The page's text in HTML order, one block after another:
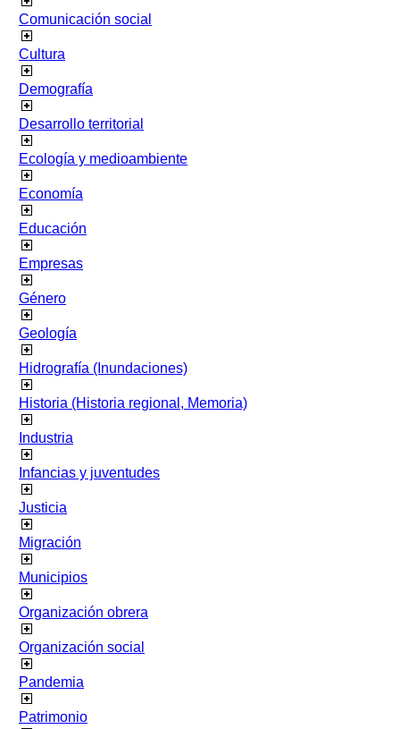
Comunicación social
Cultura
Demografía
Desarrollo territorial
Ecología y medioambiente
Economía
Educación
Empresas
Género
Geología
Hidrografía (Inundaciones)
Historia (Historia regional, Memoria)
Industria
Infancias y juventudes
Justicia
Migración
Municipios
Organización obrera
Organización social
Pandemia
Patrimonio